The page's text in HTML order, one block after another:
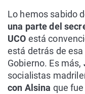
Lo hemos sabido
una parte del
UCO está
está detrás de
Gobierno. Es más,
socialistas
con Alsina que